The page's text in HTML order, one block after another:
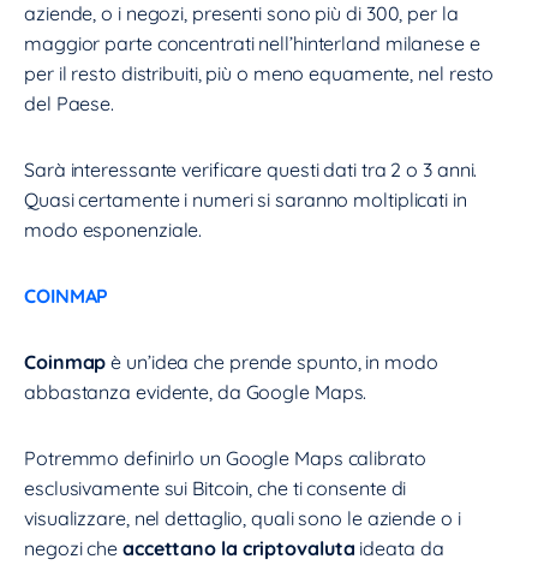
aziende, o i negozi, presenti sono più di 300, per la
maggior parte concentrati nell’hinterland milanese e
per il resto distribuiti, più o meno equamente, nel resto
del Paese.
Sarà interessante verificare questi dati tra 2 o 3 anni.
Quasi certamente i numeri si saranno moltiplicati in
modo esponenziale.
COINMAP
Coinmap è un’idea che prende spunto, in modo
abbastanza evidente, da Google Maps.
Potremmo definirlo un Google Maps calibrato
esclusivamente sui Bitcoin, che ti consente di
visualizzare, nel dettaglio, quali sono le aziende o i
negozi che accettano la criptovaluta ideata da